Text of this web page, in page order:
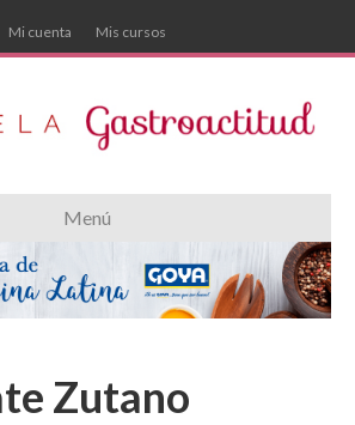
Mi cuenta Mis cursos
Menú
Zutano